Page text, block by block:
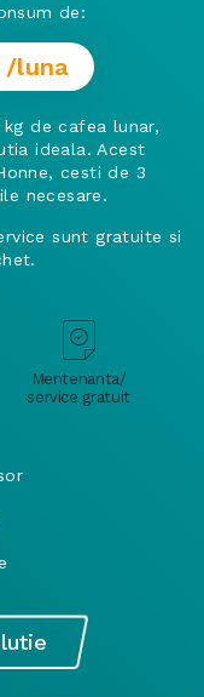
de:
/luna
de cafea lunar,
ideala. Acest
cesti de 3
necesare.
sunt gratuite si
Mentenanta/
service gratuit